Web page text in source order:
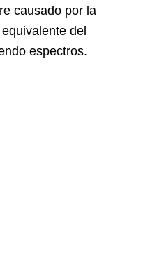
causado por la
del
espectros.